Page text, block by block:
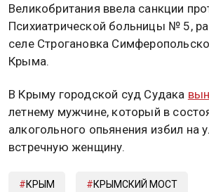
Великобритания ввела санкции
Психиатрической больницы № 5,
селе Строгановка
Крыма.
В Крыму городской суд Судака
летнему мужчине, который в
алкогольного опьянения избил на
встречную женщину.
КРЫМ КРЫМСКИЙ МОСТ